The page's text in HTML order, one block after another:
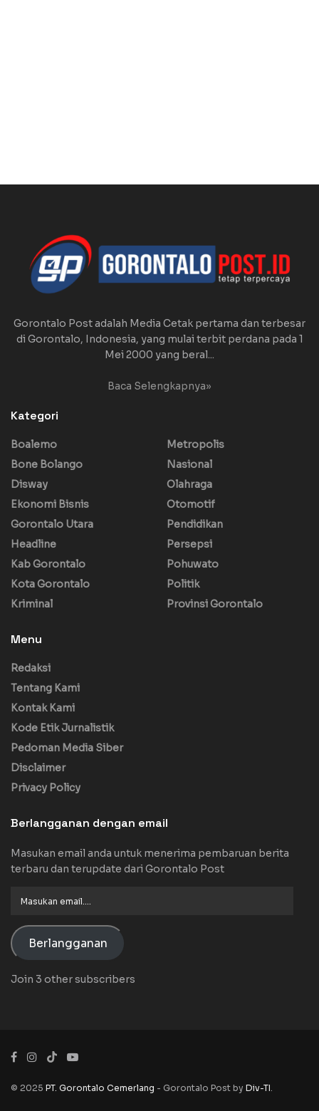
Gorontalo Post adalah Media Cetak pertama dan terbesar
di Gorontalo, Indonesia, yang mulai terbit perdana pada 1
Mei 2000 yang beral...
Baca Selengkapnya»
Kategori
Boalemo
Bone Bolango
Disway
Ekonomi Bisnis
Gorontalo Utara
Headline
Kab Gorontalo
Kota Gorontalo
Kriminal
Metropolis
Nasional
Olahraga
Otomotif
Pendidikan
Persepsi
Pohuwato
Politik
Provinsi Gorontalo
Menu
Redaksi
Tentang Kami
Kontak Kami
Kode Etik Jurnalistik
Pedoman Media Siber
Disclaimer
Privacy Policy
Berlangganan dengan email
Masukan email anda untuk menerima pembaruan berita
terbaru dan terupdate dari Gorontalo Post
Berlangganan
Join 3 other subscribers
© 2025 PT. Gorontalo Cemerlang - Gorontalo Post by Div-TI.